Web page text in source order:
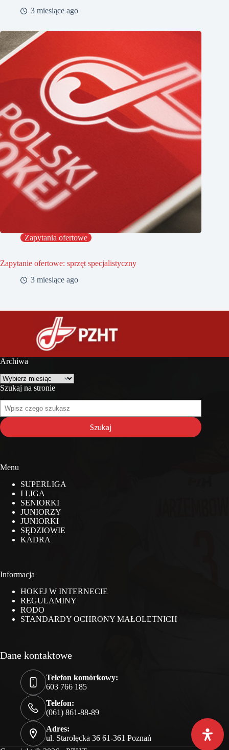
3 miesiące ago
Zapytania ofertowe
Zapytanie ofertowe: sprzęt specjalistyczny
3 miesiące ago
Archiwa
Archiwa
Szukaj na stronie
Szukaj
na
stronie
Szukaj
Menu
SUPERLIGA
I LIGA
SENIORKI
JUNIORZY
JUNIORKI
SĘDZIOWIE
KADRA
Informacja
HOKEJ W INTERNECIE
REGULAMINY
RODO
STANDARDY OCHRONY MAŁOLETNICH
Dane kontaktowe
Telefon komórkowy:
603 766 185
Telefon:
(061) 861-88-89
Adres:
ul. Starołęcka 36 61-361 Poznań